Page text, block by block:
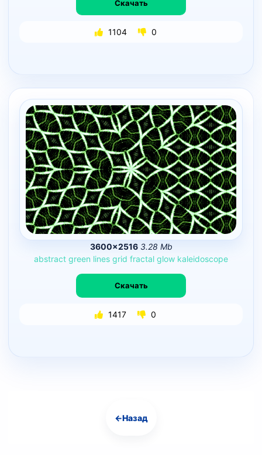
Скачать
1104 0
3600×2516 3.28 Mb
abstract green lines grid fractal glow kaleidoscope
Скачать
1417 0
Навигация
←Назад